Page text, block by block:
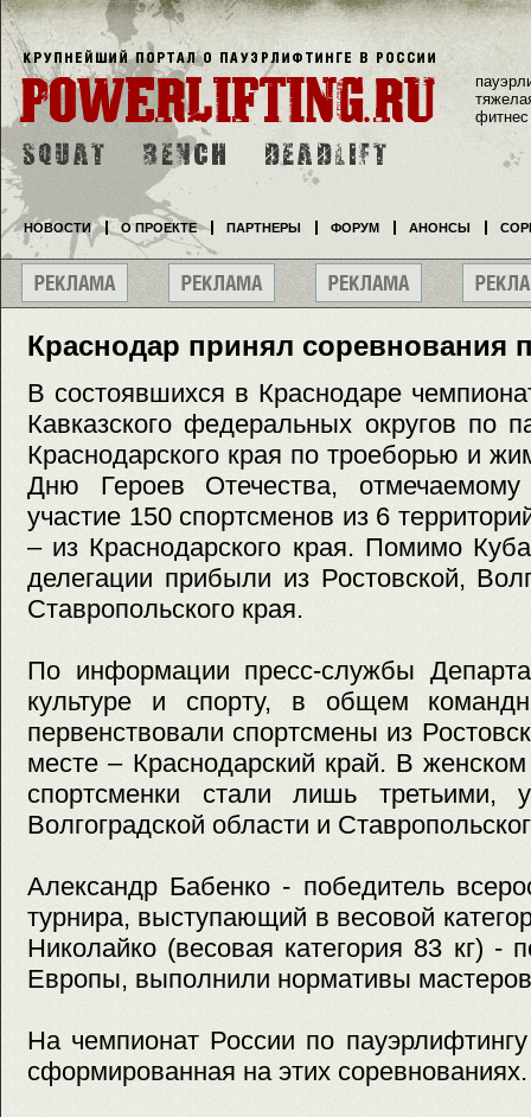
Краснодар принял соревнования
В состоявшихся в Краснодаре
Кавказского федеральных округов по
Краснодарского края по троеборью и
Дню Героев Отечества,
участие 150 спортсменов из 6
– из Краснодарского края. Помимо
делегации прибыли из Ростовской,
Ставропольского края.
По информации пресс-службы
культуре и спорту, в общем
первенствовали спортсмены из
месте – Краснодарский край. В женском
спортсменки стали лишь третьими,
Волгоградской области и
Александр Бабенко - победитель
турнира, выступающий в весовой
Николайко (весовая категория 83 кг) -
Европы, выполнили нормативы
На чемпионат России по
сформированная на этих соревнованиях.
фитнес
НОВОСТИ О ПРОЕКТЕ ПАРТНЕРЫ ФОРУМ АНОНСЫ